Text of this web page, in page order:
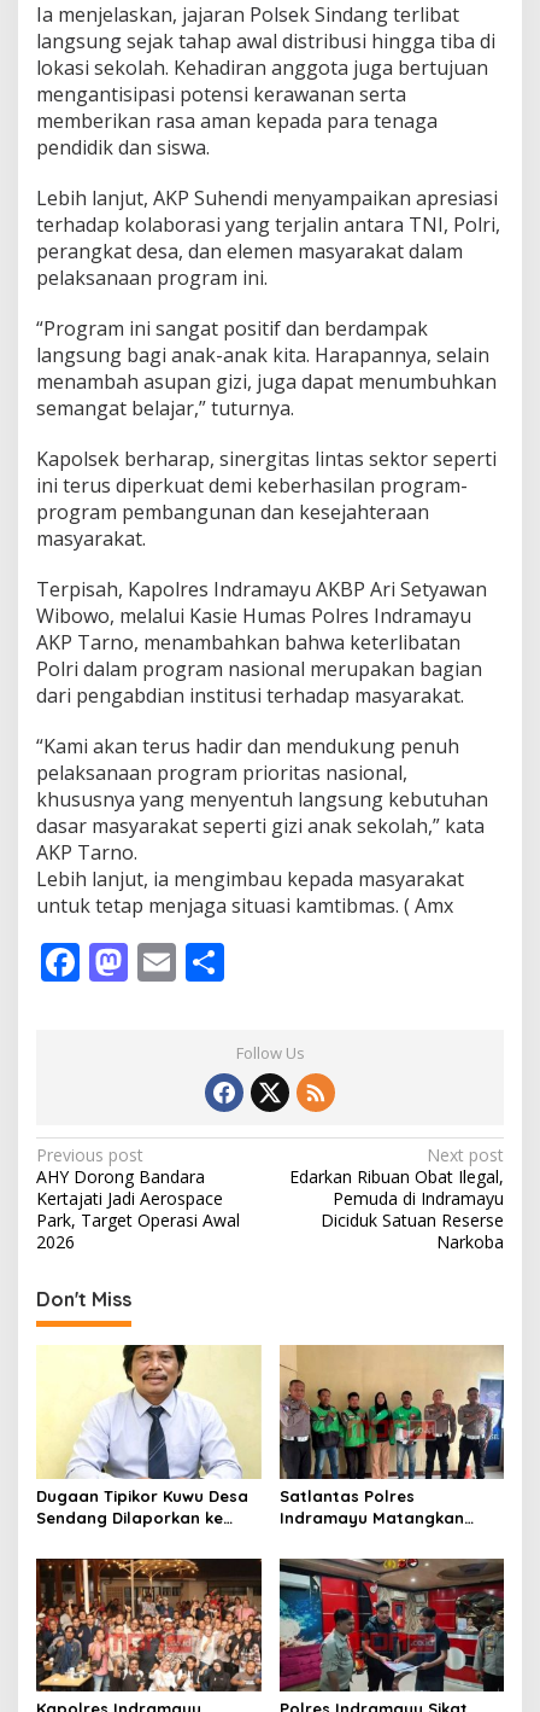
t
d
i
K
e
c
a
t
a
n
S
n
d
a
n
g
Ia menjelaskan, jajaran Polsek Sindang terlibat
langsung sejak tahap awal distribusi hingga tiba di
lokasi sekolah. Kehadiran anggota juga bertujuan
mengantisipasi potensi kerawanan serta
memberikan rasa aman kepada para tenaga
pendidik dan siswa.
Lebih lanjut, AKP Suhendi menyampaikan apresiasi
terhadap kolaborasi yang terjalin antara TNI, Polri,
perangkat desa, dan elemen masyarakat dalam
pelaksanaan program ini.
“Program ini sangat positif dan berdampak
langsung bagi anak-anak kita. Harapannya, selain
menambah asupan gizi, juga dapat menumbuhkan
semangat belajar,” tuturnya.
Kapolsek berharap, sinergitas lintas sektor seperti
ini terus diperkuat demi keberhasilan program-
program pembangunan dan kesejahteraan
masyarakat.
Terpisah, Kapolres Indramayu AKBP Ari Setyawan
Wibowo, melalui Kasie Humas Polres Indramayu
AKP Tarno, menambahkan bahwa keterlibatan
Polri dalam program nasional merupakan bagian
dari pengabdian institusi terhadap masyarakat.
“Kami akan terus hadir dan mendukung penuh
pelaksanaan program prioritas nasional,
khususnya yang menyentuh langsung kebutuhan
dasar masyarakat seperti gizi anak sekolah,” kata
AKP Tarno.
Lebih lanjut, ia mengimbau kepada masyarakat
untuk tetap menjaga situasi kamtibmas. ( Amx
F
o
k
M
n
E
ar
eFollow Us
P
o
s
n
a
a
t
i
o
n
Previous post
AHY Dorong Bandara
Kertajati Jadi Aerospace
Park, Target Operasi Awal
2026
Next post
Edarkan Ribuan Obat Ilegal,
Pemuda di Indramayu
Diciduk Satuan Reserse
Narkoba
Don't Miss
Dugaan Tipikor Kuwu Desa
Sendang Dilaporkan ke
Bisa Diambil Alih Bupati
Indramayu – Hukum Harus
Berjalan Bebas Tanpa
Campur Tangan
Satlantas Polres
Indramayu Matangkan
Menyapa Ojol”, Perkuat
Sinergi Demi Keselamatan
Berlalu Lintas